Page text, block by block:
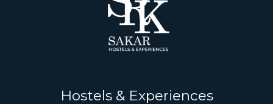
Hostels & Experiences